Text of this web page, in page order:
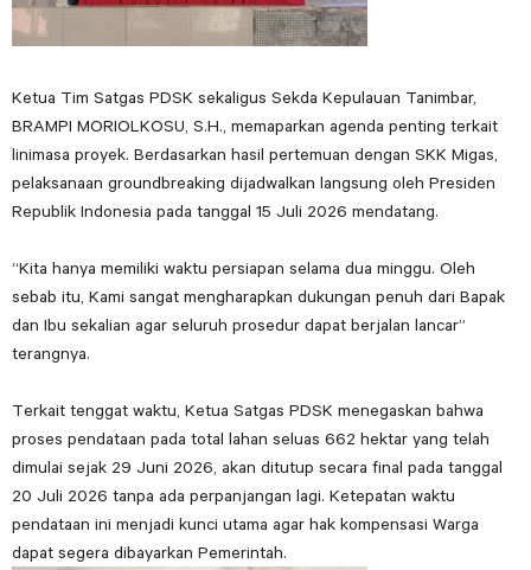
Ketua Tim Satgas PDSK sekaligus Sekda Kepulauan Tanimbar,
BRAMPI MORIOLKOSU, S.H., memaparkan agenda penting terkait
linimasa proyek. Berdasarkan hasil pertemuan dengan SKK Migas,
pelaksanaan groundbreaking dijadwalkan langsung oleh Presiden
Republik Indonesia pada tanggal 15 Juli 2026 mendatang.
“Kita hanya memiliki waktu persiapan selama dua minggu. Oleh
sebab itu, Kami sangat mengharapkan dukungan penuh dari Bapak
dan Ibu sekalian agar seluruh prosedur dapat berjalan lancar”
terangnya.
Terkait tenggat waktu, Ketua Satgas PDSK menegaskan bahwa
proses pendataan pada total lahan seluas 662 hektar yang telah
dimulai sejak 29 Juni 2026, akan ditutup secara final pada tanggal
20 Juli 2026 tanpa ada perpanjangan lagi. Ketepatan waktu
pendataan ini menjadi kunci utama agar hak kompensasi Warga
dapat segera dibayarkan Pemerintah.